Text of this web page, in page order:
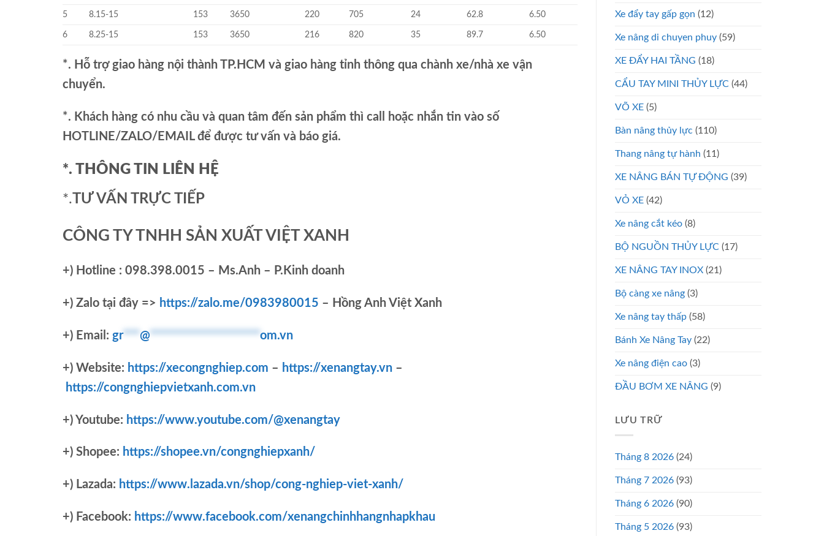
5 8.15-15 153 3650 220 705 24 62.8 6.50
6 8.25-15 153 3650 216 820 35 89.7 6.50
*. Hỗ trợ giao hàng nội thành TP.HCM và giao hàng tỉnh thông qua chành xe/nhà xe vận
chuyển.
*. Khách hàng có nhu cầu và quan tâm đến sản phẩm thì call hoặc nhắn tin vào số
HOTLINE/ZALO/EMAIL để được tư vấn và báo giá.
*. THÔNG TIN LIÊN HỆ
*.TƯ VẤN TRỰC TIẾP
CÔNG TY TNHH SẢN XUẤT VIỆT XANH
+) Hotline : 098.398.0015 – Ms.Anh – P.Kinh doanh
+) Zalo tại đây => https://zalo.me/0983980015 – Hồng Anh Việt Xanh
+) Email: gr***@********************om.vn
+) Website: https://xecongnghiep.com – https://xenangtay.vn –
https://congnghiepvietxanh.com.vn
+) Youtube: https://www.youtube.com/@xenangtay
+) Shopee: https://shopee.vn/congnghiepxanh/
+) Lazada: https://www.lazada.vn/shop/cong-nghiep-viet-xanh/
+) Facebook: https://www.facebook.com/xenangchinhhangnhapkhau
Xe đẩy tay gấp gọn (12)
Xe nâng di chuyen phuy (59)
XE ĐẨY HAI TẦNG (18)
CẨU TAY MINI THỦY LỰC (44)
VÕ XE (5)
Bàn nâng thủy lực (110)
Thang nâng tự hành (11)
XE NÂNG BÁN TỰ ĐỘNG (39)
VỎ XE (42)
Xe nâng cắt kéo (8)
BỘ NGUỒN THỦY LỰC (17)
XE NÂNG TAY INOX (21)
Bộ càng xe nâng (3)
Xe nâng tay thấp (58)
Bánh Xe Nâng Tay (22)
Xe nâng điện cao (3)
ĐẦU BƠM XE NÂNG (9)
LƯU TRỮ
Tháng 8 2026 (24)
Tháng 7 2026 (93)
Tháng 6 2026 (90)
Tháng 5 2026 (93)